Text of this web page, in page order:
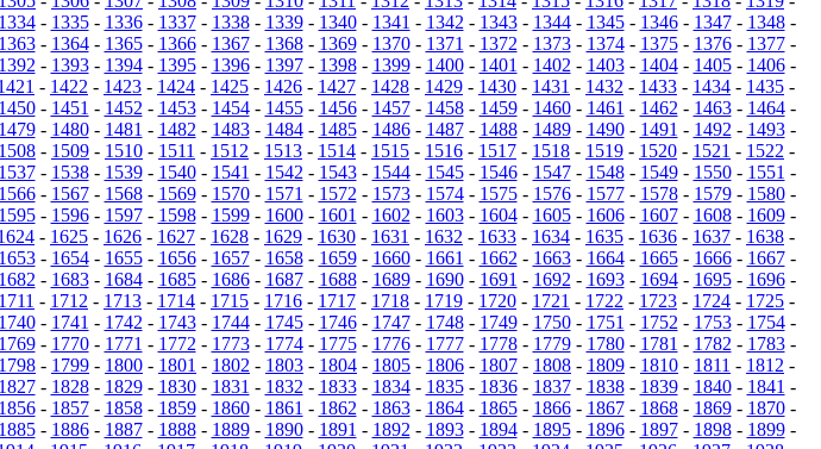
1334- 1335- 1336- 1337- 1338- 1339- 1340- 1341 - 1342 - 1343- 1344- 1345- 1346- 1347- 1348-
1363- 1364- 1365- 1366- 1367- 1368- 1369- 1370- 1371 - 1372 - 1373- 1374- 1375- 1376- 1377-
1392 - 1393- 1394- 1395- 1396- 1397- 1398- 1399- 1400- 1401 - 1402 - 1403- 1404- 1405- 1406-
- 1422 - 1423 - 1424 - 1425 - 1426 - 1427 - 1428 - 1429 - 1430 - 1431 - 1432 - 1433 - 1434 - 1435 -
1450- 1451 - 1452 - 1453- 1454- 1455- 1456- 1457- 1458- 1459- 1460- 1461 - 1462 - 1463- 1464-
1479- 1480- 1481 - 1482 - 1483- 1484- 1485- 1486- 1487- 1488- 1489- 1490- 1491 - 1492 - 1493-
1508 - 1509 - 1510 - 1511 - 1512 - 1513 - 1514 - 1515 - 1516 - 1517 - 1518 - 1519 - 1520 - 1521 - 1522 -
1537- 1538- 1539- 1540- 1541 - 1542 - 1543- 1544- 1545- 1546- 1547- 1548- 1549- 1550- 1551 -
1566- 1567- 1568- 1569- 1570- 1571 - 1572 - 1573- 1574- 1575- 1576- 1577- 1578- 1579- 1580-
1595- 1596- 1597- 1598- 1599- 1600- 1601 - 1602 - 1603- 1604- 1605- 1606- 1607- 1608- 1609-
- 1625 - 1626 - 1627 - 1628 - 1629 - 1630 - 1631 - 1632 - 1633 - 1634 - 1635 - 1636 - 1637 - 1638 -
1653- 1654- 1655- 1656- 1657- 1658- 1659- 1660- 1661 - 1662 - 1663- 1664- 1665- 1666- 1667-
1682 - 1683- 1684- 1685- 1686- 1687- 1688- 1689- 1690- 1691 - 1692 - 1693- 1694- 1695- 1696-
1711 - 1712 - 1713 - 1714 - 1715 - 1716 - 1717 - 1718 - 1719 - 1720 - 1721 - 1722 - 1723 - 1724 - 1725 -
1740- 1741 - 1742 - 1743- 1744- 1745- 1746- 1747- 1748- 1749- 1750- 1751 - 1752 - 1753- 1754-
1769- 1770- 1771 - 1772 - 1773- 1774- 1775- 1776- 1777- 1778- 1779- 1780- 1781 - 1782 - 1783-
1798 - 1799 - 1800 - 1801 - 1802 - 1803 - 1804 - 1805 - 1806 - 1807 - 1808 - 1809 - 1810 - 1811 - 1812 -
1827- 1828- 1829- 1830- 1831 - 1832 - 1833- 1834- 1835- 1836- 1837- 1838- 1839- 1840- 1841 -
1856- 1857- 1858- 1859- 1860- 1861 - 1862 - 1863- 1864- 1865- 1866- 1867- 1868- 1869- 1870-
1885- 1886- 1887- 1888- 1889- 1890- 1891 - 1892 - 1893- 1894- 1895- 1896- 1897- 1898- 1899-